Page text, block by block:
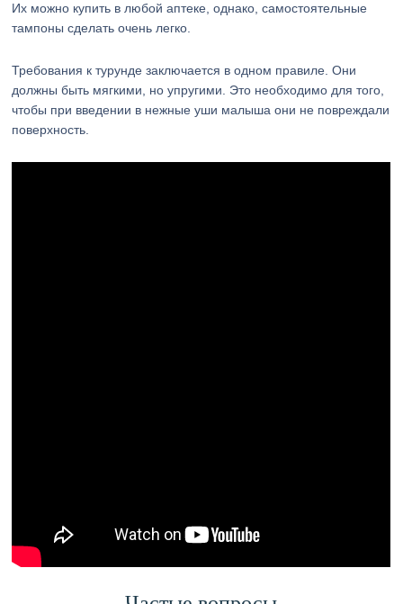
Их можно купить в любой аптеке, однако, самостоятельные
тампоны сделать очень легко.
Требования к турунде заключается в одном правиле. Они
должны быть мягкими, но упругими. Это необходимо для того,
чтобы при введении в нежные уши малыша они не повреждали
поверхность.